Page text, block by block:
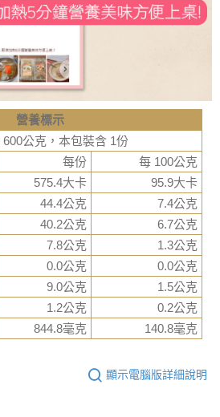
營養標示
公克，本包裝含 1份
每份
每 100公克
575.4大卡
95.9大卡
44.4公克
7.4公克
40.2公克
6.7公克
7.8公克
1.3公克
0.0公克
0.0公克
9.0公克
1.5公克
1.2公克
0.2公克
844.8毫克 140.8毫克
顯示電腦版詳細說明